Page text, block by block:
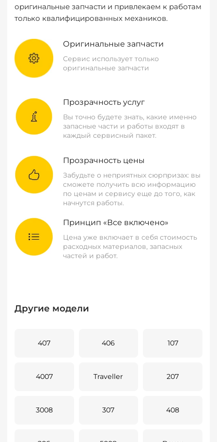
оригинальные запчасти и привлекаем к работам
только квалифицированных механиков.
Оригинальные запчасти
Сервис использует только
оригинальные запчасти
Прозрачность услуг
Вы точно будете знать, какие именно
запасные части и работы входят в
каждый сервисный пакет.
Прозрачность цены
Забудьте о неприятных сюрпризах: вы
сможете получить всю информацию
по ценам и сервису еще до того, как
начнутся работы.
Принцип «Все включено»
Цена уже включает в себя стоимость
расходных материалов, запасных
частей и работ.
Другие модели
407 406 107
4007 Traveller 207
3008 307 408